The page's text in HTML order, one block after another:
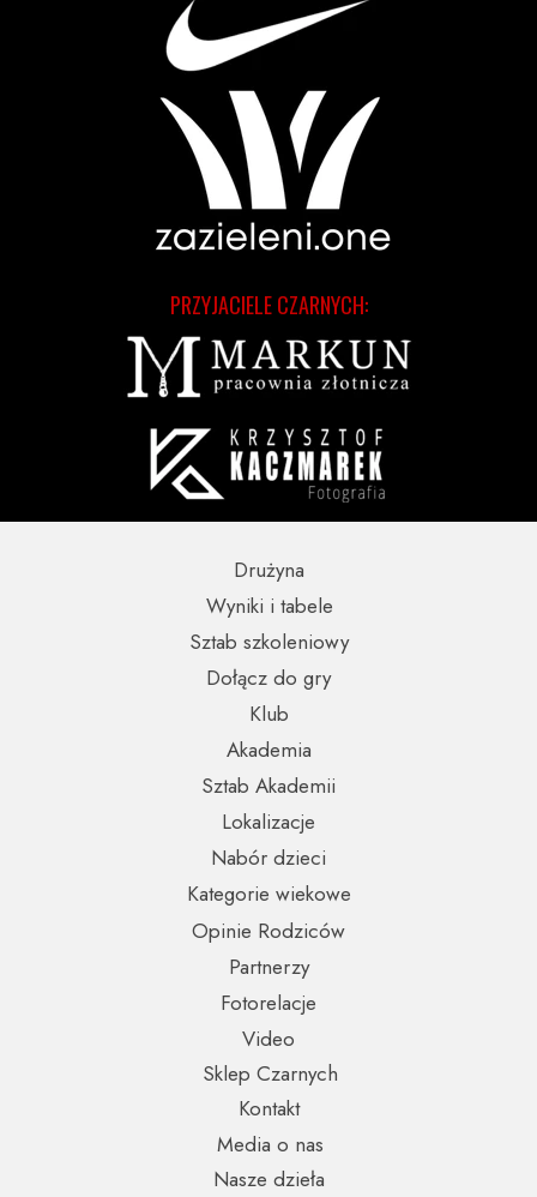
PRZYJACIELE CZARNYCH:
Partnerzy
Opinie Rodziców
Nabór dzieci
Wyniki i tabele
Sklep Czarnych
Video
Fotorelacje
Kontakt
Media o nas
Kategorie wiekowe
Lokalizacje
Sztab szkoleniowy
Sztab Akademii
Dołącz do gry
Nasze dzieła
Drużyna
Akademia
Klub